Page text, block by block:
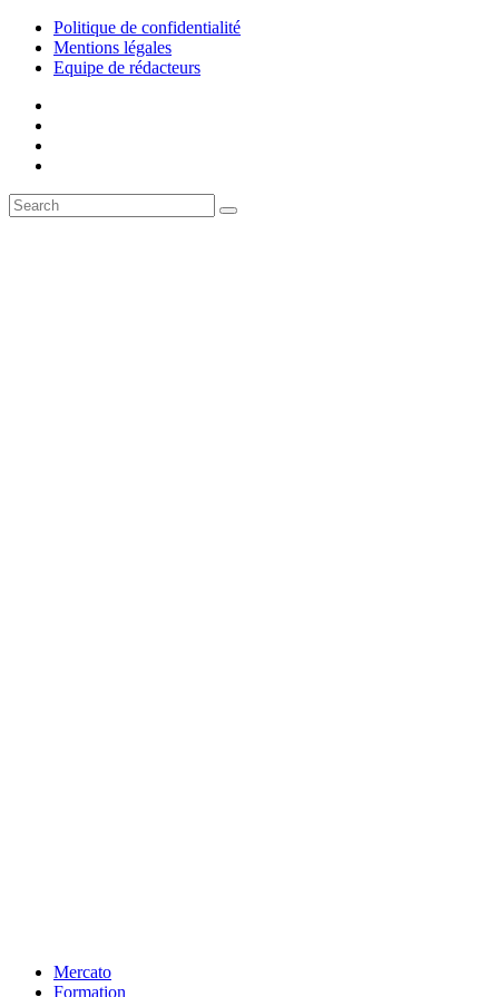
Politique de confidentialité
Mentions légales
Equipe de rédacteurs
Mercato
Formation